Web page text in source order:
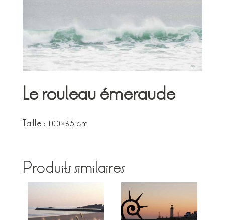
Le rouleau émeraude
Taille : 100×65 cm
Produits similaires